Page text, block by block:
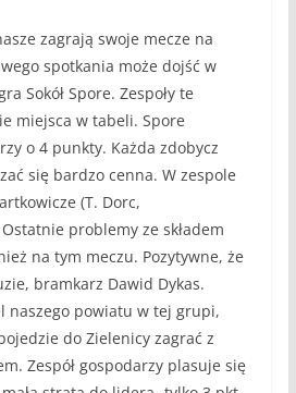
zagrają swoje mecze na
spotkania może dojść w
Sokół Spore. Zespoły te
miejsca w tabeli. Spore
o 4 punkty. Każda zdobycz
się bardzo cenna. W zespole
(T. Dorc,
Ostatnie problemy ze składem
na tym meczu. Pozytywne, że
bramkarz Dawid Dykas.
naszego powiatu w tej grupi,
do Zielenicy zagrać z
Zespół gospodarzy plasuje się